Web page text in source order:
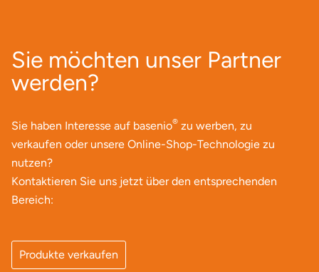
Sie möchten unser Partner
werden?
Sie haben Interesse auf basenio® zu werben, zu
verkaufen oder unsere Online-Shop-Technologie zu
nutzen?
Kontaktieren Sie uns jetzt über den entsprechenden
Bereich:
Produkte verkaufen